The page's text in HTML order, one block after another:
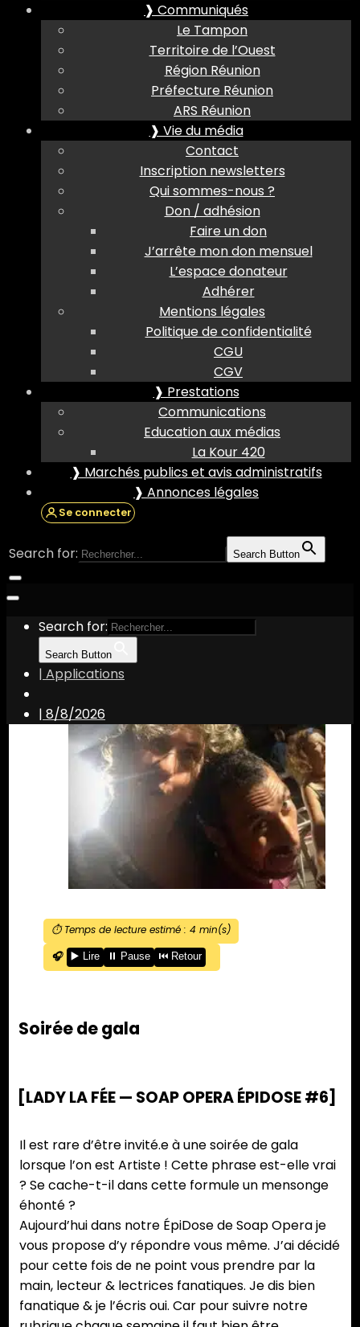
❱ Communiqués
Le Tampon
Territoire de l’Ouest
Région Réunion
Préfecture Réunion
ARS Réunion
❱ Vie du média
Contact
Inscription newsletters
Qui sommes-nous ?
Don / adhésion
Faire un don
J’arrête mon don mensuel
L’espace donateur
Adhérer
Mentions légales
Politique de confidentialité
CGU
CGV
❱ Prestations
Communications
Education aux médias
La Kour 420
❱ Marchés publics et avis administratifs
❱ Annonces légales
Se connecter
Search for: Search Button
Search for:
Search Button
| Applications
| 8/8/2026
⏱️ Temps de lecture estimé : 4 min(s)
🎧
▶️ Lire ⏸️ Pause ⏮️ Retour
Soirée de gala
[LADY LA FÉE — SOAP OPERA ÉPIDOSE #6]
Il est rare d’être invité.e à une soirée de gala
lorsque l’on est Artiste ! Cette phrase est-elle vrai
? Se cache-t-il dans cette formule un mensonge
éhonté ?
Aujourd’hui dans notre ÉpiDose de Soap Opera je
vous propose d’y répondre vous même. J’ai décidé
pour cette fois de ne point vous prendre par la
main, lecteur & lectrices fanatiques. Je dis bien
fanatique & je l’écris oui. Car pour suivre notre